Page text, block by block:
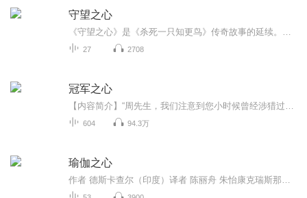
守望之心
27 2708
冠军之心
604 94.3万
瑜伽之心